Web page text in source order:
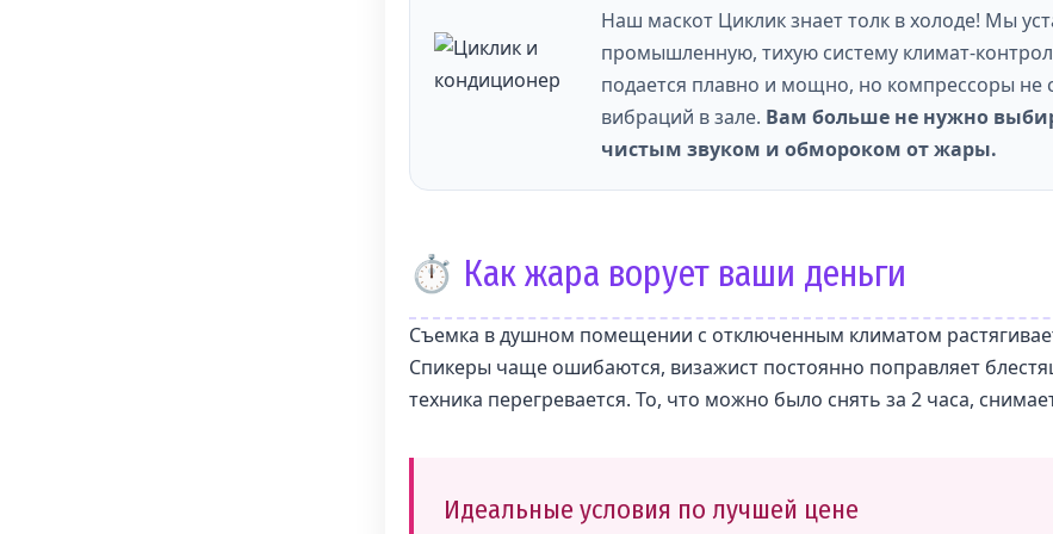
Наш маскот Циклик знает толк в холоде! Мы
промышленную, тихую систему климат-
подается плавно и мощно, но компрессоры не
вибраций в зале. Вам больше не нужно
чистым звуком и обмороком от жары.
⏱️ Как жара ворует ваши деньги
Съемка в душном помещении с отключенным климатом
Спикеры чаще ошибаются, визажист постоянно поправляет
техника перегревается. То, что можно было снять за 2 часа,
Идеальные условия по лучшей цене